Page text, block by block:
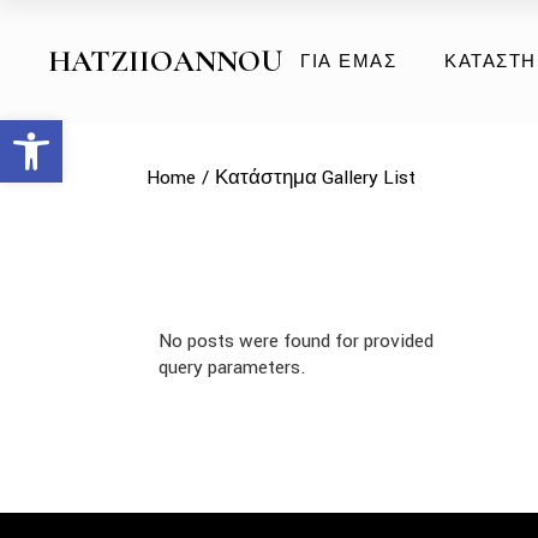
HATZIIOANNOU ΓΙΑ ΕΜΆΣ
Home Κατάστημα Gallery List
No posts were found for provided
query parameters.
Ανοίξτε τη γραμμή εργαλείων